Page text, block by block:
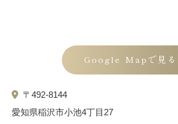
Google Mapで見る
〒492-8144
愛知県稲沢市小池4丁目27